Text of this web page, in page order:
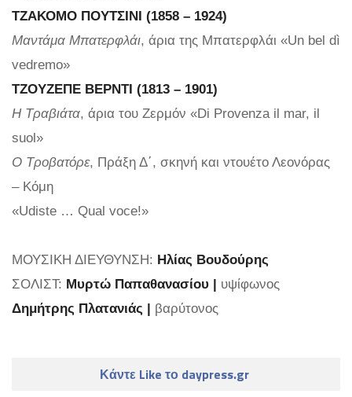
ΤΖΑΚΟΜΟ ΠΟΥΤΣΙΝΙ (1858 – 1924)
Μαντάμα Μπατερφλάι, άρια της Μπατερφλάι «Un bel dì
vedremo»
ΤΖΟΥΖΕΠΕ ΒΕΡΝΤΙ (1813 – 1901)
Η Τραβιάτα, άρια του Ζερμόν «Di Provenza il mar, il
suol»
Ο Τροβατόρε, Πράξη Δ΄, σκηνή και ντουέτο Λεονόρας
– Κόμη
«Udiste … Qual voce!»
ΜΟΥΣΙΚΗ ΔΙΕΥΘΥΝΣΗ: Ηλίας Βουδούρης
ΣΟΛΙΣΤ: Μυρτώ Παπαθανασίου | υψίφωνος
Δημήτρης Πλατανιάς | βαρύτονος
Κάντε Like το daypress.gr